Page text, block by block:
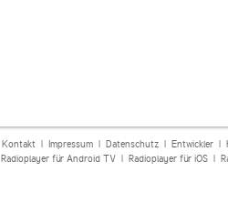
Kontakt| Impressum| Datenschutz| Entwickler|
Radioplayer für Android TV| Radioplayer für iOS|